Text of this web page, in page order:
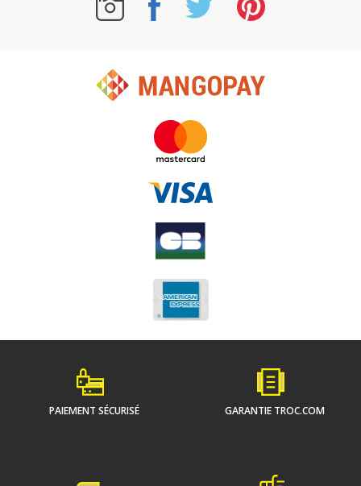
PAIEMENT SÉCURISÉ GARANTIE TROC.COM